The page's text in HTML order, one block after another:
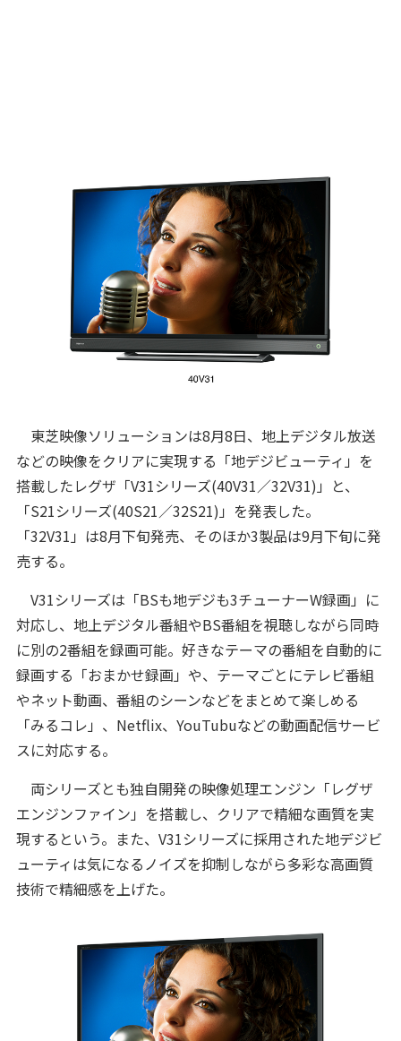
東芝映像ソリューションは8月8日、地上デジタル放送
などの映像をクリアに実現する「地デジビューティ」を
搭載したレグザ「V31シリーズ(40V31／32V31)」と、
「S21シリーズ(40S21／32S21)」を発表した。
「32V31」は8月下旬発売、そのほか3製品は9月下旬に発
売する。
V31シリーズは「BSも地デジも3チューナーW録画」に
対応し、地上デジタル番組やBS番組を視聴しながら同時
に別の2番組を録画可能。好きなテーマの番組を自動的に
録画する「おまかせ録画」や、テーマごとにテレビ番組
やネット動画、番組のシーンなどをまとめて楽しめる
「みるコレ」、Netflix、YouTubuなどの動画配信サービ
スに対応する。
両シリーズとも独自開発の映像処理エンジン「レグザ
エンジンファイン」を搭載し、クリアで精細な画質を実
現するという。また、V31シリーズに採用された地デジビ
ューティは気になるノイズを抑制しながら多彩な高画質
技術で精細感を上げた。